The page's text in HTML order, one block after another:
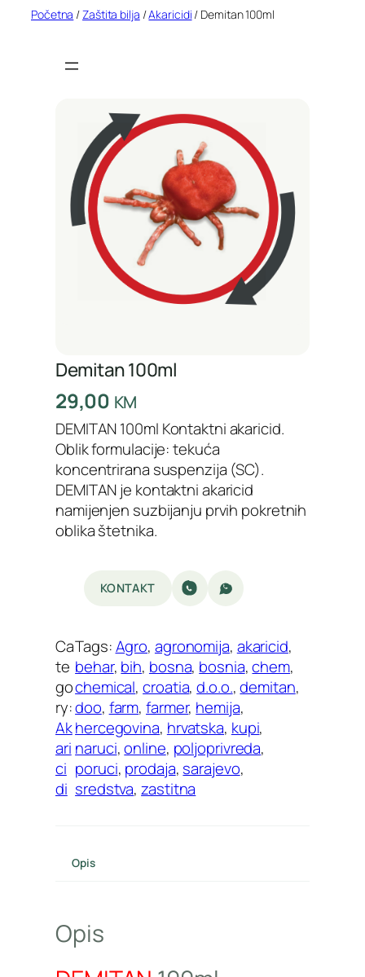
Početna /Zaštita bilja /Akaricidi / Demitan 100ml
Demitan 100ml
29,00 KM
DEMITAN 100ml Kontaktni akaricid.
Oblik formulacije: tekuća
koncentrirana suspenzija (SC).
DEMITAN je kontaktni akaricid
namijenjen suzbijanju prvih pokretnih
oblika štetnika.
KONTAKT
Ca
te
go
ry:
Ak
ari
ci
di
Tags:Agro, agronomija, akaricid
behar, bih, bosna, bosnia, chem
chemical, croatia, d.o.o., demitan
doo, farm, farmer, hemija
hercegovina, hrvatska, kupi
naruci, online, poljoprivreda
poruci, prodaja, sarajevo
sredstva, zastitna
Opis
Opis